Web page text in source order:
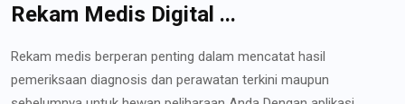
Rekam Medis Digital ...
Rekam medis berperan penting dalam mencatat hasil
pemeriksaan diagnosis dan perawatan terkini maupun